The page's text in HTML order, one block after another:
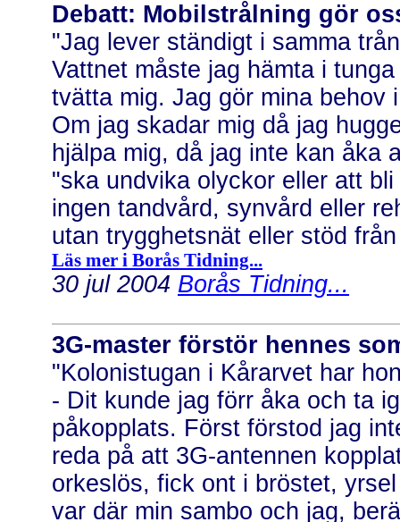
Debatt: Mobilstrålning gör
"Jag lever ständigt i samma
Vattnet måste jag hämta i
tvätta mig. Jag gör mina behov
Om jag skadar mig då jag
hjälpa mig, då jag inte kan åka
"ska undvika olyckor eller att
ingen tandvård, synvård eller
utan trygghetsnät eller stöd
Läs mer i Borås Tidning...
30 jul 2004 Borås Tidning...
3G-master förstör hennes
"Kolonistugan i Kårarvet har
- Dit kunde jag förr åka och ta
påkopplats. Först förstod jag
reda på att 3G-antennen
orkeslös, fick ont i bröstet,
var där min sambo och jag,